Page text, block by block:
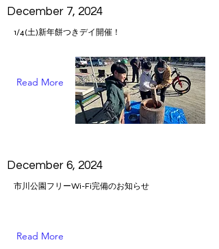
December 7, 2024
1/4(土)新年餅つきデイ開催！
Read More
December 6, 2024
市川公園フリーWi-Fi完備のお知らせ
Read More